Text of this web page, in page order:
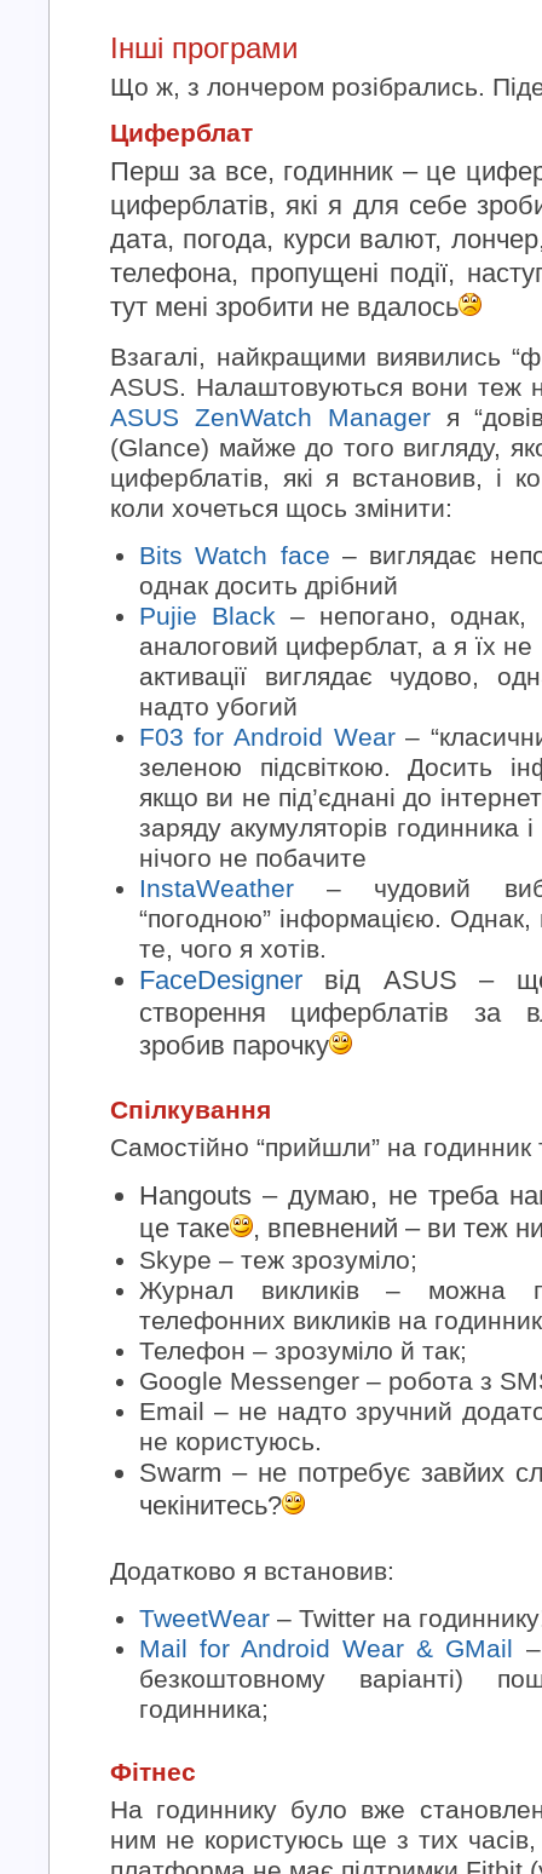
Інші програми
Що ж, з лончером розібрались.
Циферблат
Перш за все, годинник – це
циферблатів, які я для себе
дата, погода, курси валют,
телефона, пропущені події,
тут мені зробити не вдалось
Взагалі, найкращими виявились
ASUS. Налаштовуються вони теж
ASUS ZenWatch Managerя
(Glance) майже до того вигляду,
циферблатів, які я встановив, і
коли хочеться щось змінити:
Bits Watch face – виглядає
однак досить дрібний
Pujie Black – непогано,
аналоговий циферблат, а я їх
активації виглядає чудово,
надто убогий
F03 for Android Wear–
зеленою підсвіткою. Досить
якщо ви не під’єднані до
заряду акумуляторів годинника
нічого не побачите
InstaWeather– чудовий
“погодною” інформацією.
те, чого я хотів.
FaceDesignerвід ASUS – ще
створення циферблатів за
зробив парочку
Спілкування
Самостійно “прийшли” на годинник
Hangouts – думаю, не треба
це таке
, впевнений – ви теж
Skype – теж зрозуміло;
Журнал викликів – можна
телефонних викликів на
Телефон – зрозуміло й так;
Google Messenger – робота з
Email – не надто зручний
не користуюсь.
Swarm – не потребує завйих
чекінитесь?
Додатково я встановив:
TweetWear– Twitter на
Mail for Android Wear & GMail
безкоштовному варіанті)
годинника;
Фітнес
На годиннику було вже
ним не користуюсь ще з тих